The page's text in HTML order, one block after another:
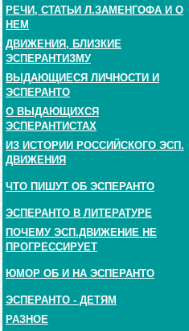
РЕЧИ, СТАТЬИ Л.ЗАМЕНГОФА И О
НЕМ
ДВИЖЕНИЯ, БЛИЗКИЕ
ЭСПЕРАНТИЗМУ
ВЫДАЮЩИЕСЯ ЛИЧНОСТИ И
ЭСПЕРАНТО
О ВЫДАЮЩИХСЯ
ЭСПЕРАНТИСТАХ
ИЗ ИСТОРИИ РОССИЙСКОГО ЭСП.
ДВИЖЕНИЯ
ЧТО ПИШУТ ОБ ЭСПЕРАНТО
ЭСПЕРАНТО В ЛИТЕРАТУРЕ
ПОЧЕМУ ЭСП.ДВИЖЕНИЕ НЕ
ПРОГРЕССИРУЕТ
ЮМОР ОБ И НА ЭСПЕРАНТО
ЭСПЕРАНТО - ДЕТЯМ
РАЗНОЕ